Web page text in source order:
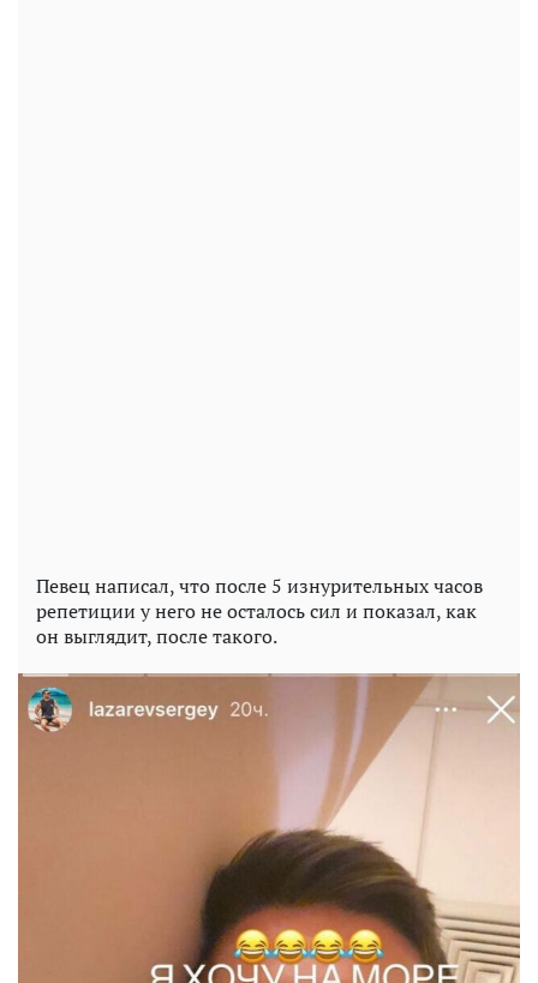
Певец написал, что после 5 изнурительных часов
репетиции у него не осталось сил и показал, как
он выглядит, после такого.